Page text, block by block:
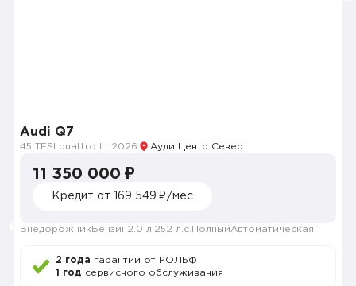
Audi Q7
2026 Ауди Центр Север
11 350 000 ₽
Кредит от 169 549 ₽/мес
Внедорожник Бензин2.0 л. 252 л.с. ПолныйАвтоматическая
2 года гарантии от РОЛЬФ
1 год сервисного обслуживания